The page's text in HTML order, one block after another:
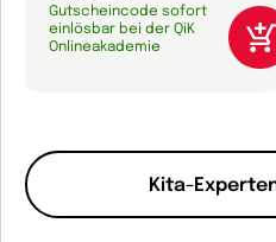
Kita-
Gutscheincode sofort
einlösbar bei der QiK
Onlineakademie